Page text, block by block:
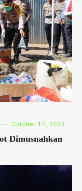
Oktober 17, 2023
Dimusnahkan